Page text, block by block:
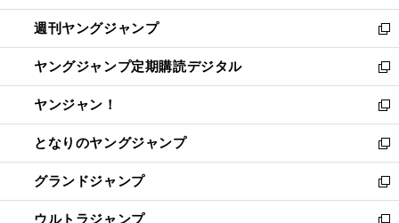
開
く
ウ
で
開
く
ン
ド
ウ
で
開
く
ウ
ィ
ン
ド
ウ
で
開
く
週刊ヤングジャンプ
新
し
い
ウ
ィ
ン
ド
ウ
で
開
く
ヤングジャンプ定期購読デジタル
新
し
い
ウ
ィ
ン
ド
ウ
で
ヤンジャン！
新
し
い
ウ
ィ
ン
となりのヤングジャンプ
新
し
い
ウ
グランドジャンプ
新
し
ウルトラジャンプ